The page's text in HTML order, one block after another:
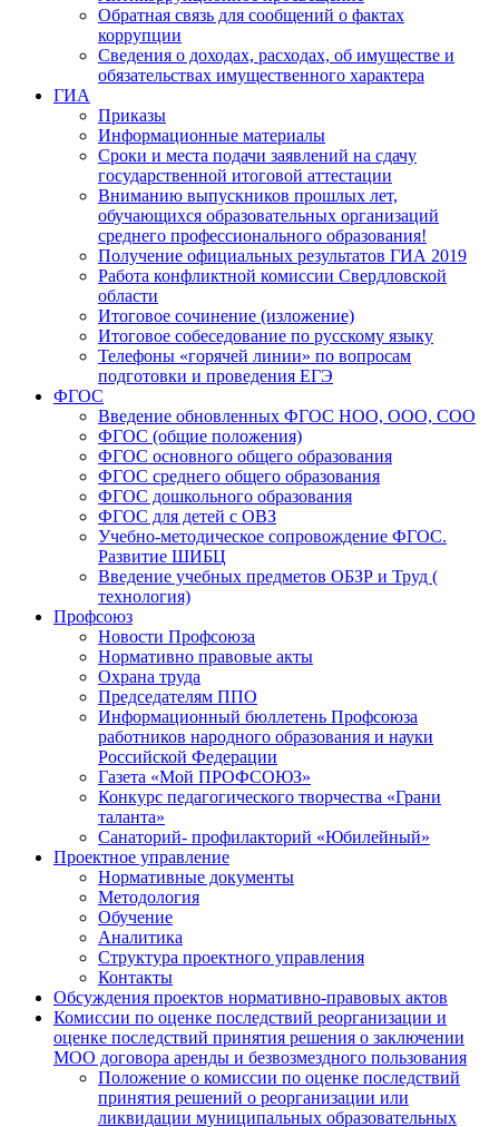
Обратная связь для сообщений о фактах
коррупции
Сведения о доходах, расходах, об имуществе и
обязательствах имущественного характера
ГИА
Приказы
Информационные материалы
Сроки и места подачи заявлений на сдачу
государственной итоговой аттестации
Вниманию выпускников прошлых лет,
обучающихся образовательных организаций
среднего профессионального образования!
Получение официальных результатов ГИА 2019
Работа конфликтной комиссии Свердловской
области
Итоговое сочинение (изложение)
Итоговое собеседование по русскому языку
Телефоны «горячей линии» по вопросам
подготовки и проведения ЕГЭ
ФГОС
Введение обновленных ФГОС НОО, ООО, СОО
ФГОС (общие положения)
ФГОС основного общего образования
ФГОС среднего общего образования
ФГОС дошкольного образования
ФГОС для детей с ОВЗ
Учебно-методическое сопровождение ФГОС.
Развитие ШИБЦ
Введение учебных предметов ОБЗР и Труд (
технология)
Профсоюз
Новости Профсоюза
Нормативно правовые акты
Охрана труда
Председателям ППО
Информационный бюллетень Профсоюза
работников народного образования и науки
Российской Федерации
Газета «Мой ПРОФСОЮЗ»
Конкурс педагогического творчества «Грани
таланта»
Санаторий- профилакторий «Юбилейный»
Проектное управление
Нормативные документы
Методология
Обучение
Аналитика
Структура проектного управления
Контакты
Обсуждения проектов нормативно-правовых актов
Комиссии по оценке последствий реорганизации и
оценке последствий принятия решения о заключении
МОО договора аренды и безвозмездного пользования
Положение о комиссии по оценке последствий
принятия решений о реорганизации или
ликвидации муниципальных образовательных